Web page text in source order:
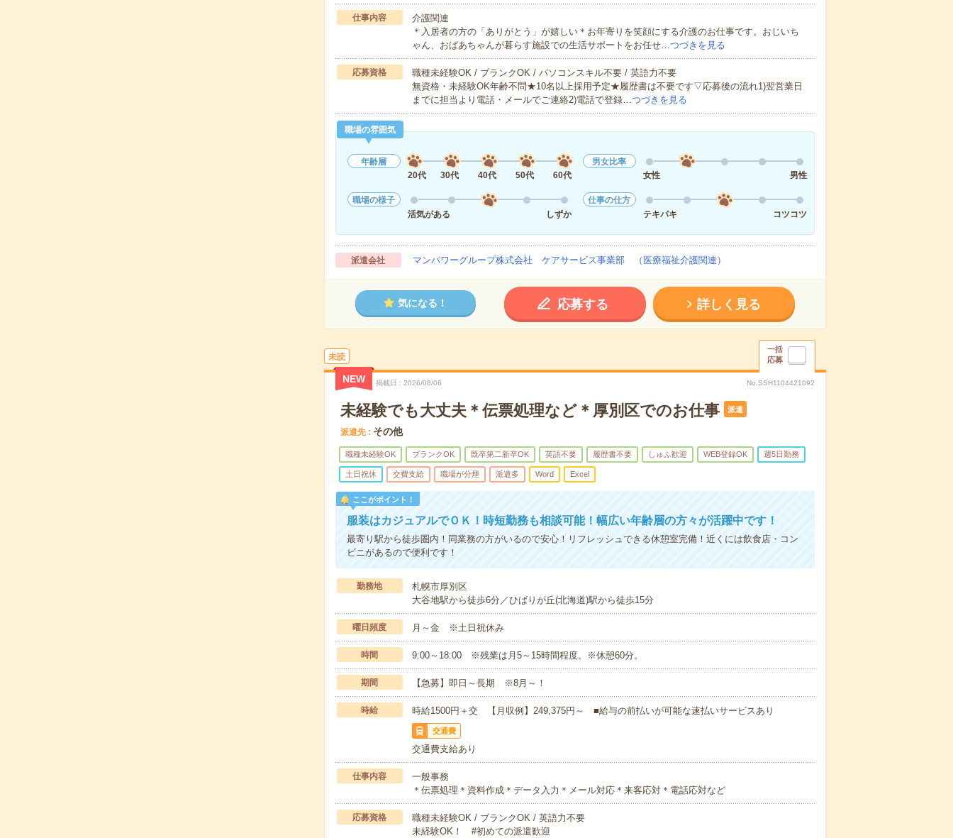
仕事内容
介護関連
＊入居者の方の「ありがとう」が嬉しい＊お年寄りを笑顔にする介護のお仕事です。おじいち
ゃん、おばあちゃんが暮らす施設での生活サポートをお任せ… つづきを見る
応募資格
職種未経験OK / ブランクOK / パソコンスキル不要 / 英語力不要
無資格・未経験OK年齢不問★10名以上採用予定★履歴書は不要です▽応募後の流れ1)翌営業日
までに担当より電話・メールでご連絡2)電話で登録… つづきを見る
職場の雰囲気
年齢層
20代
30代 40代 50代 60代
男女比率
女性
男性
職場の様子
活気がある
しずか
仕事の仕方
テキパキ
コツコツ
派遣会社 マンパワーグループ株式会社 ケアサービス事業部 （医療福祉介護関連）
気になる！ 応募する 詳しく見る
未読
一括
応募
NEW 掲載日 2026/08/06 No.SSH1104421092
未経験でも大丈夫＊伝票処理など＊厚別区でのお仕事 派遣
派遣先 その他
職種未経験OK ブランクOK 既卒第二新卒OK 英語不要 履歴書不要 しゅふ歓迎 WEB登録OK 週5日勤務
土日祝休 交費支給 職場が分煙 派遣多 Word Excel
ここがポイント！
服装はカジュアルでＯＫ！時短勤務も相談可能！幅広い年齢層の方々が活躍中です！
最寄り駅から徒歩圏内！同業務の方がいるので安心！リフレッシュできる休憩室完備！近くには飲食店・コン
ビニがあるので便利です！
勤務地
札幌市厚別区
大谷地駅から徒歩6分／ひばりが丘(北海道)駅から徒歩15分
曜日頻度 月～金 ※土日祝休み
時間 9:00～18:00 ※残業は月5～15時間程度。※休憩60分。
期間 【急募】即日～長期 ※8月～！
時給 時給1500円＋交 【月収例】249,375円～ ■給与の前払いが可能な速払いサービスあり
交通費
交通費支給あり
仕事内容
一般事務
＊伝票処理＊資料作成＊データ入力＊メール対応＊来客応対＊電話応対など
応募資格
職種未経験OK / ブランクOK / 英語力不要
未経験OK！ #初めての派遣歓迎